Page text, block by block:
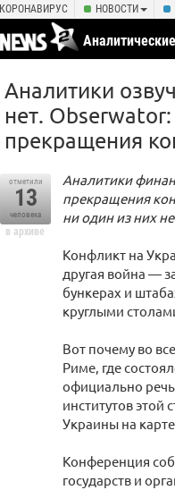
КОРОНАВИРУС НОВОСТИ
Аналитики
нет.
прекращения
отметили
13
человека
в архиве
Аналитики
прекращения
ни один из них
Конфликт на
другая война —
бункерах и
круглыми
Вот почему во
Риме, где
официально
институтов этой
Украины на
Конференция
государств и